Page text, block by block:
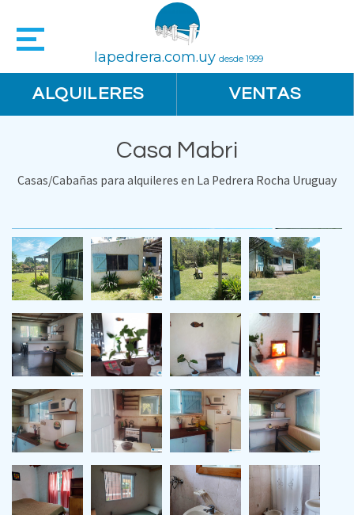
lapedrera.com.uy desde 1999
ALQUILERES VENTAS
Casa Mabri
Casas/Cabañas para alquileres en La Pedrera Rocha Uruguay